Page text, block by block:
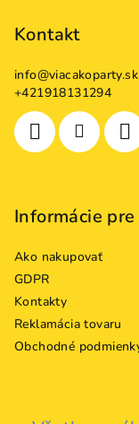
Kontakt
info@viacakoparty.sk
+421918131294
Informácie pre
Ako nakupovať
GDPR
Kontakty
Reklamácia tovaru
Obchodné